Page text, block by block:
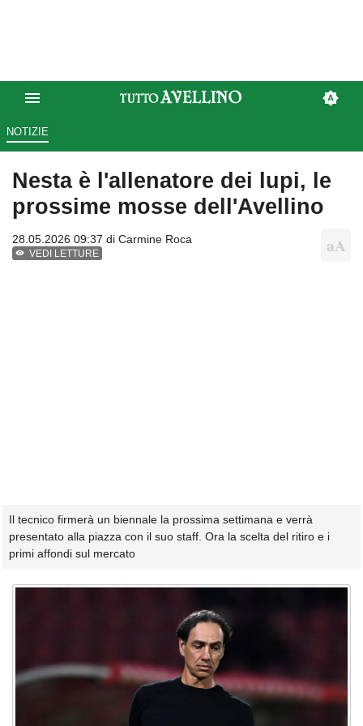
NOTIZIE
Nesta è l'allenatore dei lupi, le
prossime mosse dell'Avellino
28.05.2026 09:37 di Carmine Roca
VEDI LETTURE
Il tecnico firmerà un biennale la prossima settimana e verrà
presentato alla piazza con il suo staff. Ora la scelta del ritiro e i
primi affondi sul mercato